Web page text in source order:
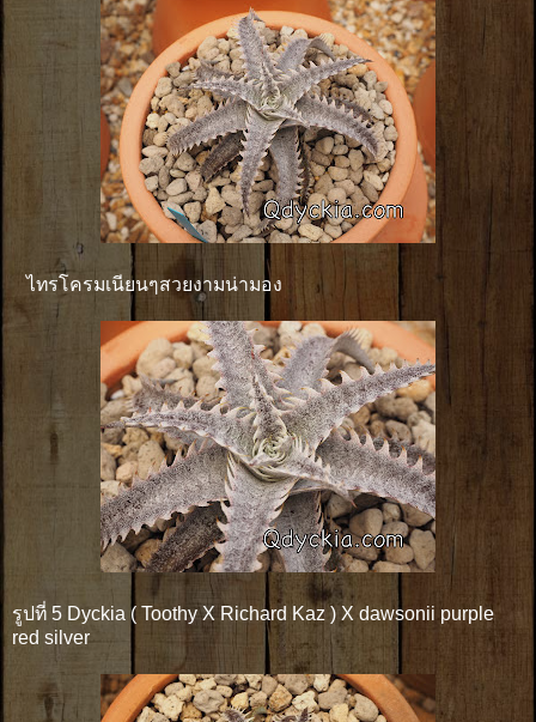
ไทรโครมเนียนๆสวยงามน่ามอง
รูปที่ 5 Dyckia ( Toothy X Richard Kaz ) X dawsonii purple
red silver